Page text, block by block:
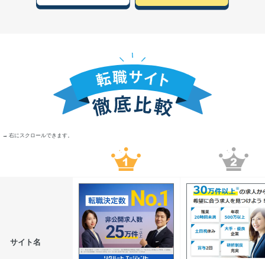
→ 右にスクロールできます。
サイト名